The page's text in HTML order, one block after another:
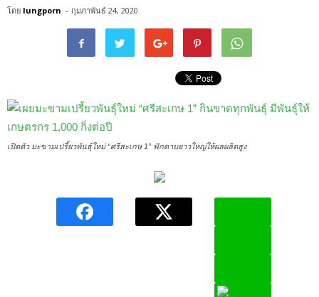
โดย lungporn - กุมภาพันธ์ 24, 2020
เปิดตัว มะขามเปรี้ยวพันธุ์ใหม่ “ศรีสะเกษ 1” ฟักดาบยาวใหญ่ให้ผลผลิตสูง